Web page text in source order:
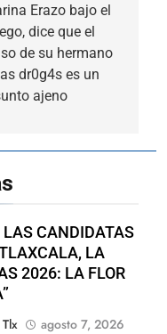
Erazo bajo el
dice que el
de su hermano
dr0g4s es un
ajeno
LAS CANDIDATAS
LA
2026: LA FLOR
agosto 7, 2026